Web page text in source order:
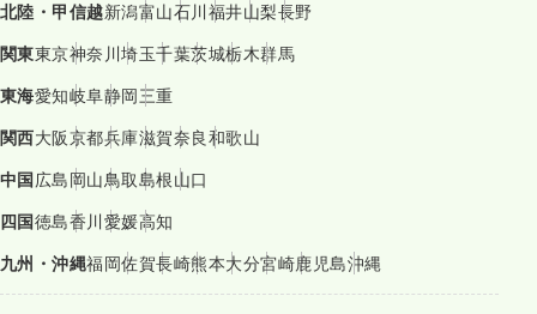
北陸・甲信越新潟富山石川福井山梨長野
関東東京神奈川埼玉千葉茨城栃木群馬
東海愛知岐阜静岡三重
関西大阪京都兵庫滋賀奈良和歌山
中国広島岡山鳥取島根山口
四国徳島香川愛媛高知
九州・沖縄福岡佐賀長崎熊本大分宮崎鹿児島沖縄